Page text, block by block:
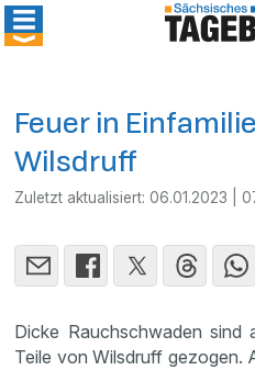
Feuer in
Wilsdruff
Zuletzt aktualisiert:06.01.2023 |
Dicke Rauchschwaden sind
Teile von Wilsdruff gezogen.